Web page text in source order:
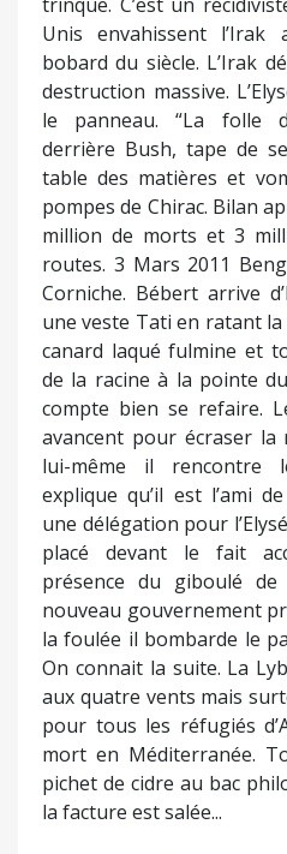
Unis envahissent
bobard du siècle. L’Irak
destruction massive.
le panneau. “La folle
derrière Bush, tape de
table des matières et
pompes de Chirac. Bilan
million de morts et 3
routes. 3 Mars 2011
Corniche. Bébert arrive
une veste Tati en ratant
canard laqué fulmine et
de la racine à la pointe
compte bien se refaire.
avancent pour écraser la
lui-même il rencontre
explique qu’il est l’ami
une délégation pour
placé devant le fait
présence du giboulé
nouveau gouvernement
la foulée il bombarde le
On connait la suite. La
aux quatre vents mais
pour tous les réfugiés
mort en Méditerranée.
pichet de cidre au bac
la facture est salée...